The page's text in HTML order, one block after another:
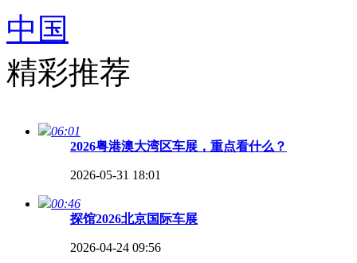
中国
精彩推荐
06:01
2026粤港澳大湾区车展，重点看什么？
2026-05-31 18:01
00:46
探馆2026北京国际车展
2026-04-24 09:56